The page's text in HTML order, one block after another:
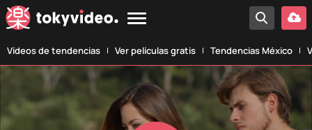
Vídeos de tendencias Ver películas gratis Tendencias México